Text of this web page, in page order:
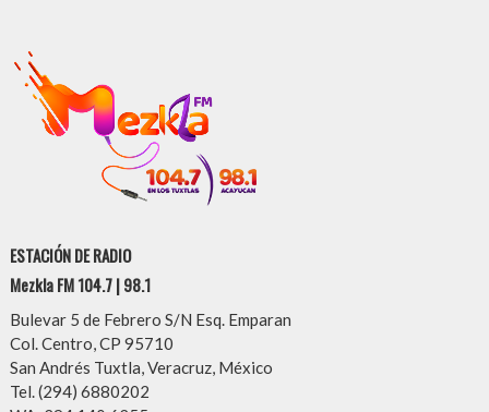
ESTACIÓN DE RADIO
Mezkla FM 104.7 | 98.1
Bulevar 5 de Febrero S/N Esq. Emparan
Col. Centro, CP 95710
San Andrés Tuxtla, Veracruz, México
Tel. (294) 6880202